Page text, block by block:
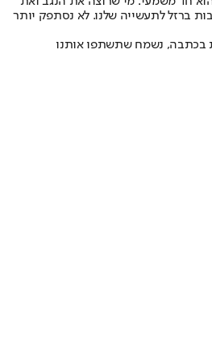
ברזל לתעשייה שלנו. לא נסתפק יותר
בכתבה, נשמח שתשתפו אותנו